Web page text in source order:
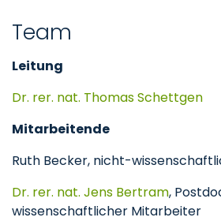
Team
Leitung
Dr. rer. nat. Thomas Schettgen
Mitarbeitende
Ruth Becker, nicht-
Dr. rer. nat. Jens Bertram,
wissenschaftlicher Mitarbeiter